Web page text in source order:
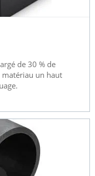
de 30 % de
matériau un haut